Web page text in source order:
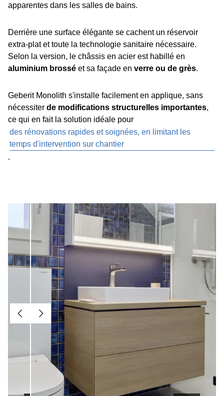
apparentes dans les salles de bains.
Derrière une surface élégante se cachent un réservoir
extra-plat et toute la technologie sanitaire nécessaire.
Selon la version, le châssis en acier est habillé en
aluminium brossé et sa façade en verre ou de grès.
Geberit Monolith s'installe facilement en applique, sans
nécessiter de modifications structurelles importantes,
ce qui en fait la solution idéale pour
des rénovations rapides et soignées, en limitant les
temps d'intervention sur chantier
.